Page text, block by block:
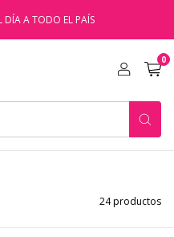
DÍA A TODO EL PAÍS
0
24 productos